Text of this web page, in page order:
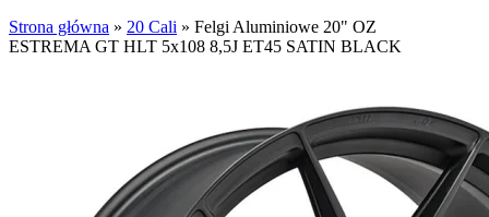
Strona główna » 20 Cali » Felgi Aluminiowe 20" OZ
ESTREMA GT HLT 5x108 8,5J ET45 SATIN BLACK